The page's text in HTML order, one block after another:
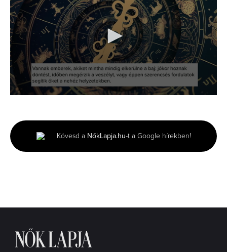
minute,
21
seconds
Kövesd a NőkLapja.hu-t a Google hírekben!